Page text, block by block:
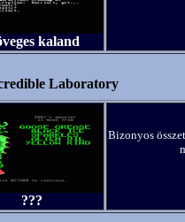
kaland
Laboratory
???
Bizonyos